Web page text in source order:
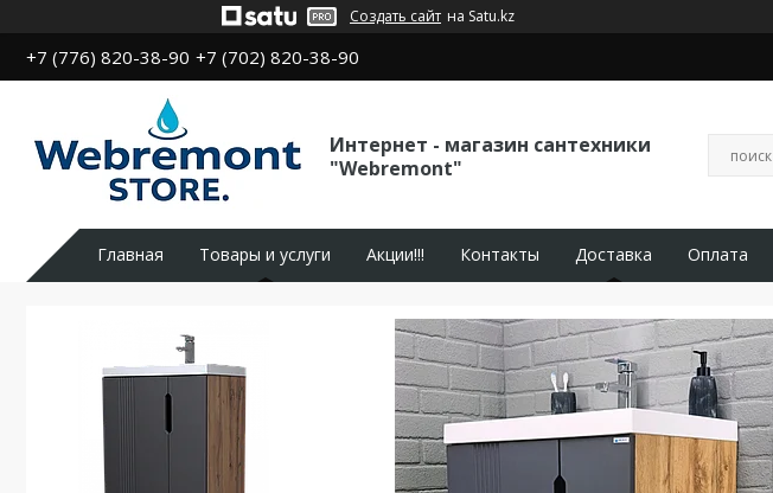
Создать сайт на Satu.kz
+7 (776) 820-38-90 +7 (702) 820-38-90
Интернет - магазин сантехники
"Webremont"
Главная Товары и услуги Акции!!! Контакты Доставка Оплата